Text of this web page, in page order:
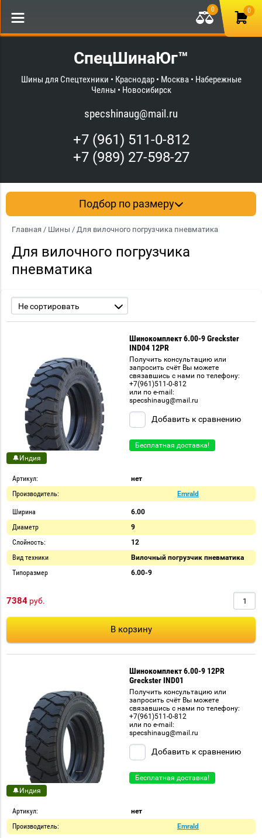
0
0
СпецШинаЮг™
Шины для Спецтехники • Краснодар • Москва • Набережные
Челны • Новосибирск
specshinaug@mail.ru
+7 (961) 511-0-812
+7 (989) 27-598-27
Подбор по размеру
Главная / Шины / Для вилочного погрузчика пневматика
Для вилочного погрузчика
пневматика
Не сортировать
Шинокомплект 6.00-9 Greckster
IND04 12PR
Получить консультацию или
запросить счёт Вы можете
связавшись с нами по телефону:
+7(961)511-0-812
или по e-mail:
specshinaug@mail.ru
Добавить к сравнению
Бесплатная доставка!
🔔Индия
Артикул:
нет
Производитель:
Emrald
Ширина
6.00
Диаметр
9
Слойность:
12
Вид техники
Вилочный погрузчик пневматика
Типоразмер
6.00-9
7384 руб.
В корзину
Шинокомплект 6.00-9 12PR
Greckster IND01
Получить консультацию или
запросить счёт Вы можете
связавшись с нами по телефону:
+7(961)511-0-812
или по e-mail:
specshinaug@mail.ru
Добавить к сравнению
Бесплатная доставка!
🔔Индия
Артикул:
нет
Производитель:
Emrald